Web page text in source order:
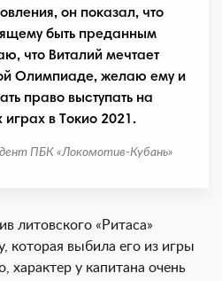
он показал, что
быть преданным
что Виталий мечтает
Олимпиаде, желаю ему и
право выступать на
в Токио 2021.
ПБК «Локомотив-Кубань»
литовского «Ритаса»
которая выбила его из игры
характер у капитана очень